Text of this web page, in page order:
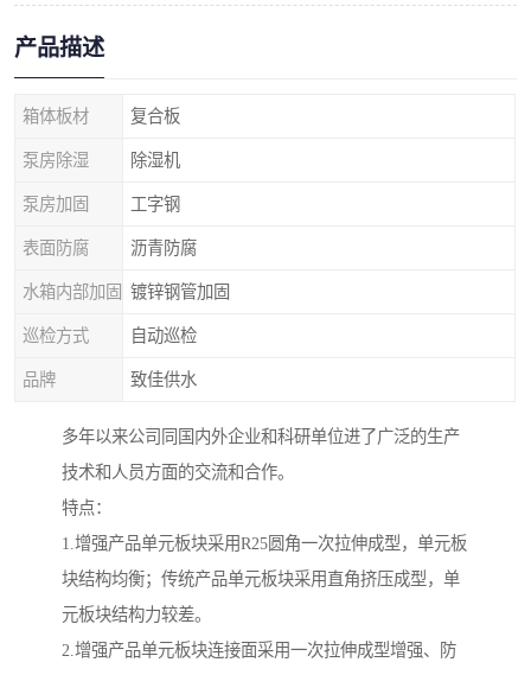
产品描述
箱体板材 复合板
泵房除湿 除湿机
泵房加固 工字钢
表面防腐 沥青防腐
水箱内部加固 镀锌钢管加固
巡检方式 自动巡检
品牌 致佳供水
多年以来公司同国内外企业和科研单位进了广泛的生产
技术和人员方面的交流和合作。
特点：
1.增强产品单元板块采用R25圆角一次拉伸成型，单元板
块结构均衡；传统产品单元板块采用直角挤压成型，单
元板块结构力较差。
2.增强产品单元板块连接面采用一次拉伸成型增强、防